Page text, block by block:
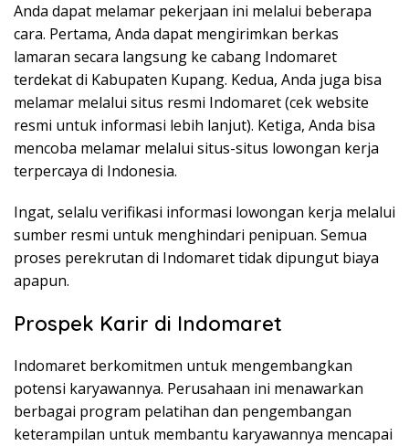
Anda dapat melamar pekerjaan ini melalui beberapa
cara. Pertama, Anda dapat mengirimkan berkas
lamaran secara langsung ke cabang Indomaret
terdekat di Kabupaten Kupang. Kedua, Anda juga bisa
melamar melalui situs resmi Indomaret (cek website
resmi untuk informasi lebih lanjut). Ketiga, Anda bisa
mencoba melamar melalui situs-situs lowongan kerja
terpercaya di Indonesia.
Ingat, selalu verifikasi informasi lowongan kerja melalui
sumber resmi untuk menghindari penipuan. Semua
proses perekrutan di Indomaret tidak dipungut biaya
apapun.
Prospek Karir di Indomaret
Indomaret berkomitmen untuk mengembangkan
potensi karyawannya. Perusahaan ini menawarkan
berbagai program pelatihan dan pengembangan
keterampilan untuk membantu karyawannya mencapai